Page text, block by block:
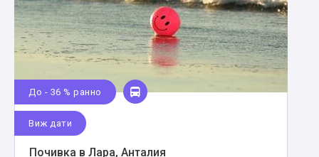
До - 36 % ранно
Виж дати
Почивка в Лара, Анталия